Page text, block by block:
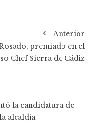
Anterior
premiado en el
Chef Sierra de Cádiz
la candidatura de
alcaldía